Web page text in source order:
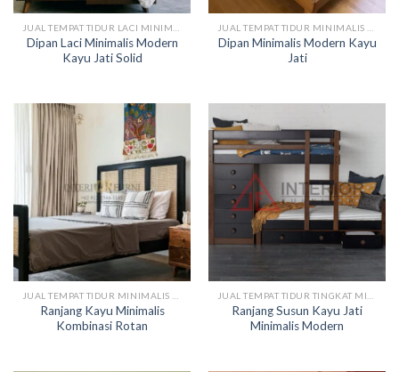
JUAL TEMPAT TIDUR LACI MINIMALIS
Dipan Laci Minimalis Modern
Kayu Jati Solid
JUAL TEMPAT TIDUR MINIMALIS KAYU
Dipan Minimalis Modern Kayu
Jati
Ranjang Kayu Minimalis
Kombinasi Rotan
Ranjang Susun Kayu Jati
Minimalis Modern